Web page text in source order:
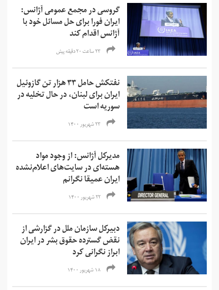
گروسی در مجمع عمومی آژانس:
ایران فورا برای حل مسائل خود با
آژانس اقدام کند
۲۳ ساعت ۲۰ دقیقه پیش
نفتکش حامل ۳۳ هزار تن گازوئیل
ایران برای لبنان، در حال تخلیه در
سوریه است
۲۳ شهریور ۱۴۰۰
مدیرکل آژانس: از وجود مواد
هسته‌ای در سایت‌های اعلام‌نشده
ایران عمیقا نگرانم
۲۲ شهریور ۱۴۰۰
دبیرکل سازمان ملل در گزارشی از
نقض گسترده حقوق بشر در ایران
ابراز نگرانی کرد
۱۸ شهریور ۱۴۰۰